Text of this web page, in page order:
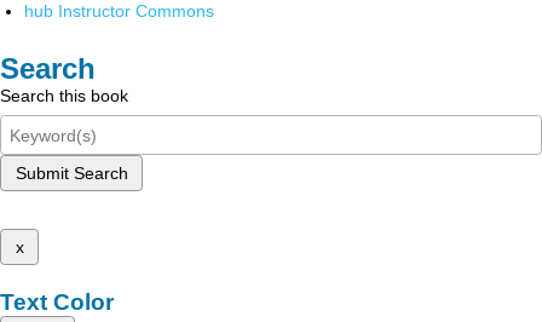
hub Instructor Commons
Search
Search this book
Submit Search
x
Text Color